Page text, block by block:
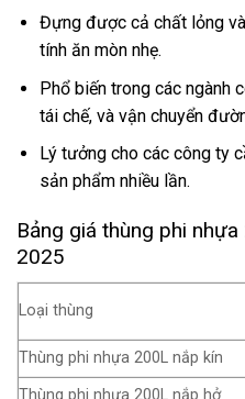
Đựng được cả chất lỏng
tính ăn mòn nhẹ.
Phổ biến trong các ngành
tái chế, và vận chuyển
Lý tưởng cho các công ty
sản phẩm nhiều lần.
Bảng giá thùng phi
2025
Loại thùng
Thùng phi nhựa 200L nắp kín
Thùng phi nhựa 200L nắp hở